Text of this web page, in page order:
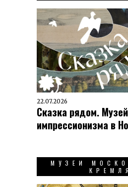
22.07.2026
Сказка рядом.
импрессионизма в
МУЗЕИ